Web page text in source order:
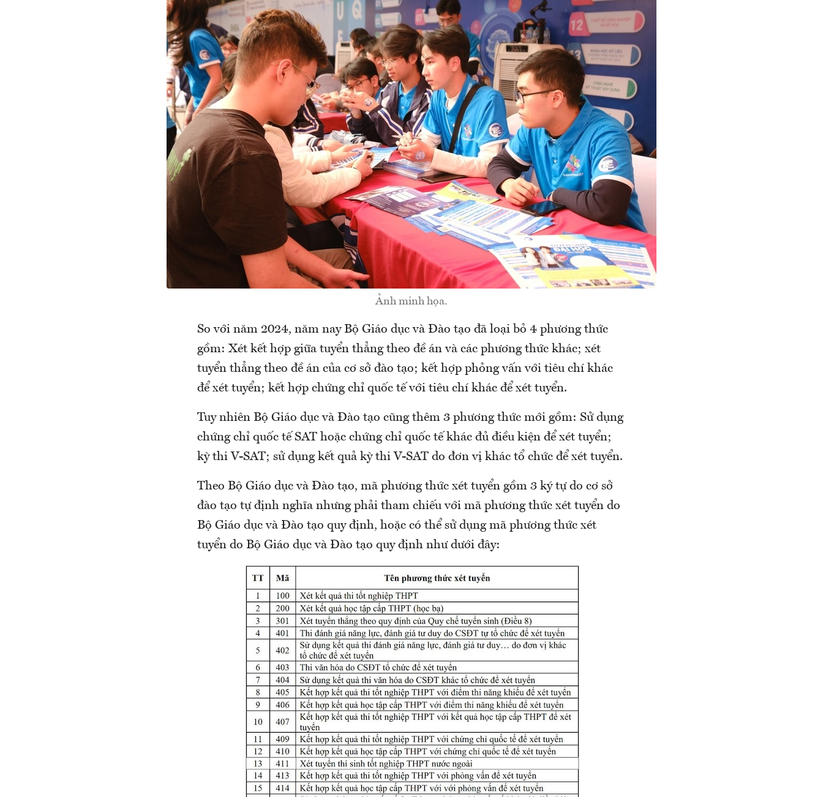
Ảnh minh họa.
So với năm 2024, năm nay Bộ Giáo dục và Đào tạo đã loại bỏ 4 phương thức
gồm: Xét kết hợp giữa tuyển thẳng theo đề án và các phương thức khác; xét
tuyển thẳng theo đề án của cơ sở đào tạo; kết hợp phỏng vấn với tiêu chí khác
để xét tuyển; kết hợp chứng chỉ quốc tế với tiêu chí khác để xét tuyển.
Tuy nhiên Bộ Giáo dục và Đào tạo cũng thêm 3 phương thức mới gồm: Sử dụng
chứng chỉ quốc tế SAT hoặc chứng chỉ quốc tế khác đủ điều kiện để xét tuyển;
kỳ thi V-SAT; sử dụng kết quả kỳ thi V-SAT do đơn vị khác tổ chức để xét tuyển.
Theo Bộ Giáo dục và Đào tạo, mã phương thức xét tuyển gồm 3 ký tự do cơ sở
đào tạo tự định nghĩa nhưng phải tham chiếu với mã phương thức xét tuyển do
Bộ Giáo dục và Đào tạo quy định, hoặc có thể sử dụng mã phương thức xét
tuyển do Bộ Giáo dục và Đào tạo quy định như dưới đây: